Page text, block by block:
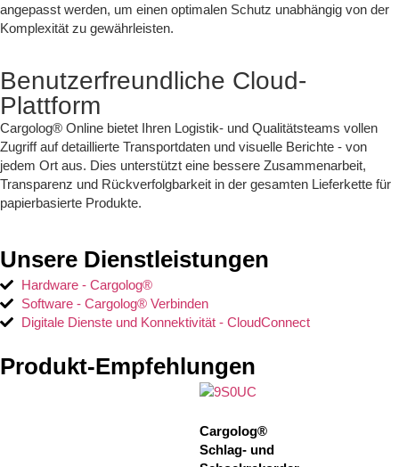
angepasst werden, um einen optimalen Schutz unabhängig von der
Komplexität zu gewährleisten.
Benutzerfreundliche Cloud-
Plattform
Cargolog® Online bietet Ihren Logistik- und Qualitätsteams vollen
Zugriff auf detaillierte Transportdaten und visuelle Berichte - von
jedem Ort aus. Dies unterstützt eine bessere Zusammenarbeit,
Transparenz und Rückverfolgbarkeit in der gesamten Lieferkette für
papierbasierte Produkte.
Unsere Dienstleistungen
Hardware - Cargolog®
Software - Cargolog® Verbinden
Digitale Dienste und Konnektivität - CloudConnect
Produkt-Empfehlungen
Cargolog®
Schlag- und